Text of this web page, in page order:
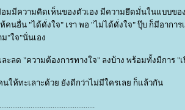
อมมีความคิดเห็นของตัวเอง มีความยึดมั่นในแบบขอ
นอื่น "ได้ดั่งใจ" เรา พอ "ไม่ได้ดั่งใจ" ปุ๊บ ก็มีอากา
"ใจ"นั่นเอง
ะลด "ความต้องการทางใจ" ลงบ้าง พร้อมทั้งมีการ "
นให้ทะเลาะด้วย ยังดีกว่าไม่มีใครเลย ก็แล้วกัน